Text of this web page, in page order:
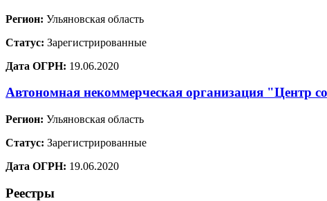
Регион: Ульяновская область
Статус: Зарегистрированные
Дата ОГРН: 19.06.2020
Автономная некоммерческая организация "Центр
Регион: Ульяновская область
Статус: Зарегистрированные
Дата ОГРН: 19.06.2020
Реестры